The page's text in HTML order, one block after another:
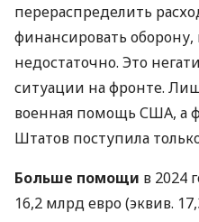
перераспределить
финансировать
недостаточно. Это
ситуации на фронте.
военная помощь США, а
Штатов поступила
Больше помощи в 2024
16,2 млрд евро (эквив.